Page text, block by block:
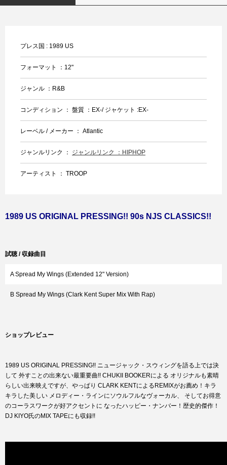
プレス国 : 1989 US
フォーマット ：12"
ジャンル ：R&B
コンディション ： 盤質 ：EX-/ ジャケット :EX-
レーベル / メーカー ： Atlantic
ジャンルリンク ： ジャンルリンク ：HIPHOP
アーティスト ： TROOP
1989 US ORIGINAL PRESSING!! 90s NJS CLASSICS!!
試聴 / 収録曲目
A Spread My Wings (Extended 12" Version)
B Spread My Wings (Clark Kent Super Mix With Rap)
ショップレビュー
1989 US ORIGINAL PRESSING!! ニュージャック・スウィングを語る上では決
して 外すことの出来ない最重要曲!! CHUKII BOOKERによる オリジナルも素晴
らしい出来映えですが、やっぱり CLARK KENTによるREMIXがお薦め！キラ
キラした美しい メロディー・ラインにソウルフルなヴォーカル、 そしてお得意
のコーラスワークが好アクセントに なったハッピー・ナンバー！歴史的傑作！
DJ KIYO氏のMIX TAPEにも収録!!